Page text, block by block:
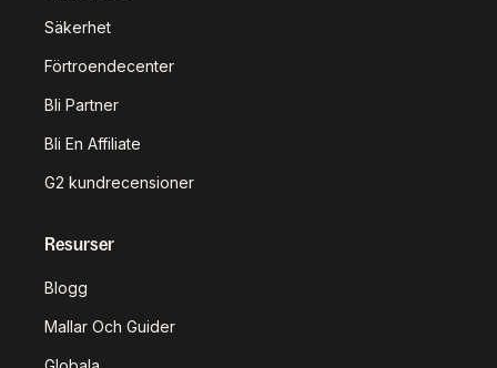
Säkerhet
Förtroendecenter
Bli Partner
Bli En Affiliate
G2 kundrecensioner
Resurser
Blogg
Mallar Och Guider